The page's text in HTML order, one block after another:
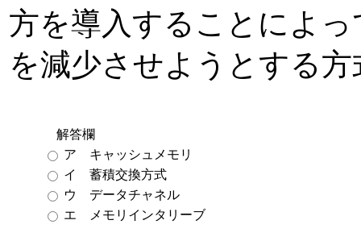
方を導入することによ
を減少させようとする
解答欄
ア キャッシュメモリ
イ 蓄積交換方式
ウ データチャネル
エ メモリインタリーブ